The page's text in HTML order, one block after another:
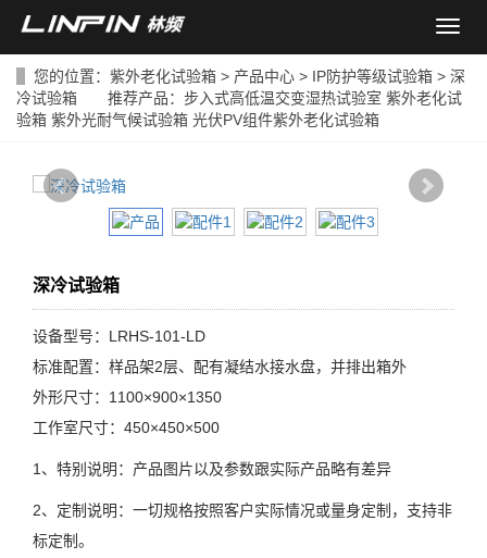
导
菜
单
您的位置： 紫外老化试验箱 > 产品中心 > IP防护等级试验箱 > 深
冷试验箱 推荐产品： 步入式高低温交变湿热试验室 紫外老化试
验箱 紫外光耐气候试验箱 光伏PV组件紫外老化试验箱
深冷试验箱
设备型号：LRHS-101-LD
标准配置：样品架2层、配有凝结水接水盘，并排出箱外
外形尺寸：1100×900×1350
工作室尺寸：450×450×500
1、特别说明：产品图片以及参数跟实际产品略有差异
2、定制说明：一切规格按照客户实际情况或量身定制，支持非
标定制。